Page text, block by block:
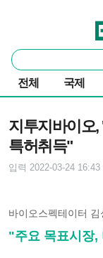
통
합
검
색
전체 국제
지투지바이오
특허취득"
입력 2022-03-24 16:43
바이오스펙테이터
"주요 목표시장,